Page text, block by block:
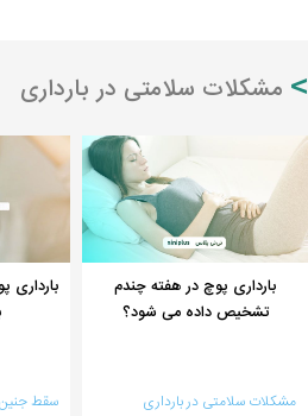
مشکلات سلامتی در بارداری
بارداری پوچ در هفته چندم
تشخیص داده می شود؟
مشکلات سلامتی در بارداری سقط